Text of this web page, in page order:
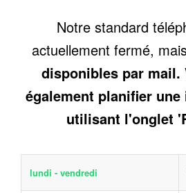
Notre standard
actuellement fermé,
disponibles par mail.
également planifier
utilisant l'onglet
lundi - vendredi